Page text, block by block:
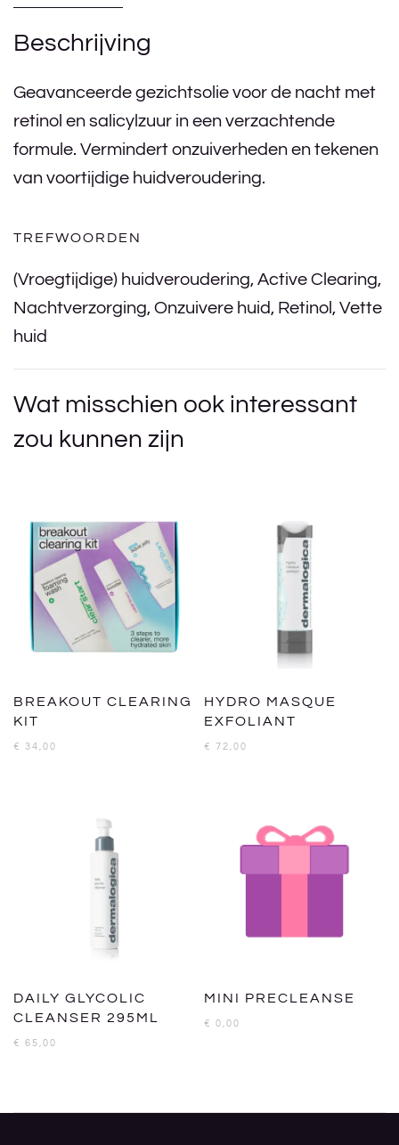
Beschrijving
Geavanceerde gezichtsolie voor de nacht met
retinol en salicylzuur in een verzachtende
formule. Vermindert onzuiverheden en tekenen
van voortijdige huidveroudering.
TREFWOORDEN
(Vroegtijdige) huidveroudering, Active Clearing,
Nachtverzorging, Onzuivere huid, Retinol , Vette
huid
Wat misschien ook interessant
zou kunnen zijn
BREAKOUT CLEARING
KIT
€ 34,00
HYDRO MASQUE
EXFOLIANT
€ 72,00
DAILY GLYCOLIC
CLEANSER 295ML
€ 65,00
MINI PRECLEANSE
€ 0,00